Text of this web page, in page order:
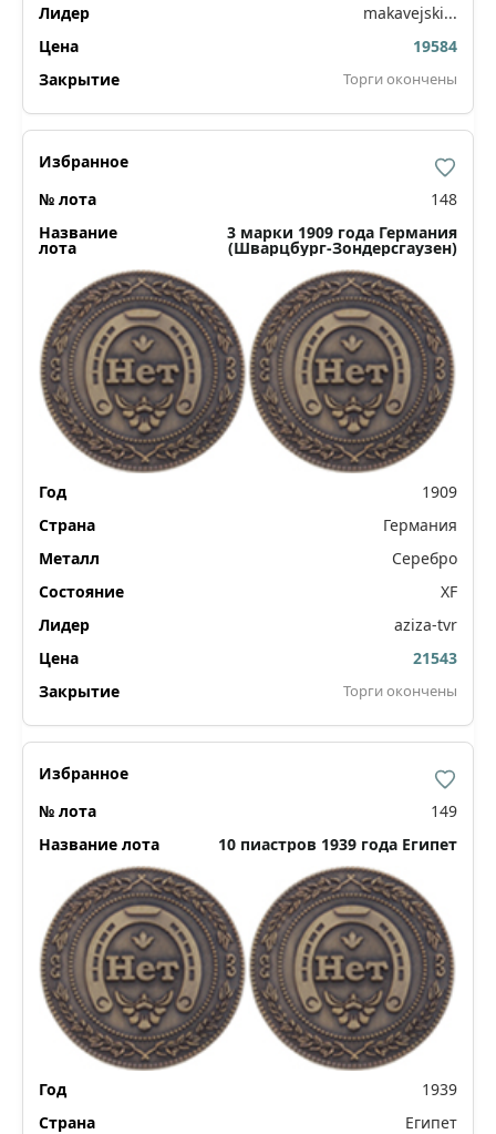
makavejski...
19584
Торги окончены
148
3 марки 1909 года Германия
(Шварцбург-Зондерсгаузен)
1909
Германия
Серебро
XF
aziza-tvr
21543
Торги окончены
149
10 пиастров 1939 года Египет
1939
Египет